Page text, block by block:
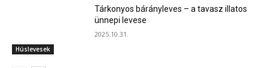
Húslevesek
Tárkonyos bárányleves – a tavasz illatos
ünnepi levese
2025.10.31.